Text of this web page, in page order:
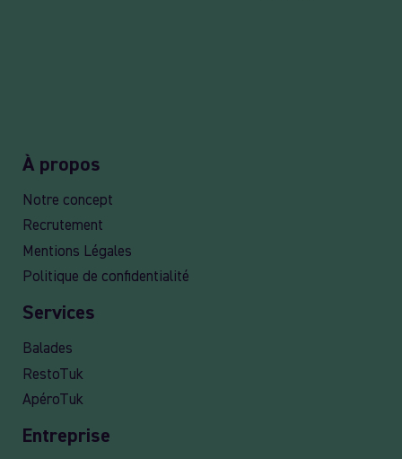
À propos
Notre concept
Recrutement
Mentions Légales
Politique de confidentialité
Services
Balades
RestoTuk
ApéroTuk
Entreprise